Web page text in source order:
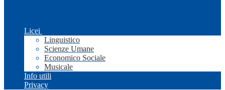
Licei
Linguistico
Scienze Umane
Economico Sociale
Musicale
Info utili
Privacy